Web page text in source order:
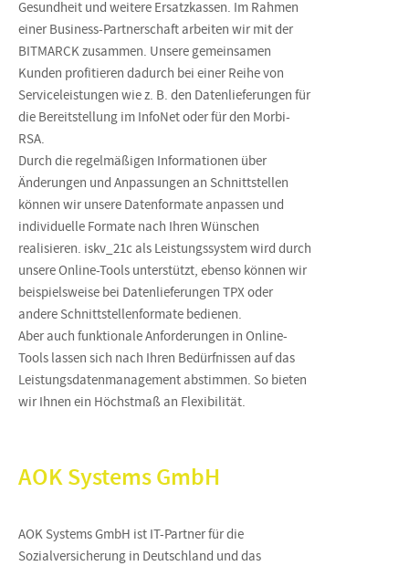
Gesundheit und weitere Ersatzkassen. Im Rahmen
einer Business-Partnerschaft arbeiten wir mit der
BITMARCK zusammen. Unsere gemeinsamen
Kunden profitieren dadurch bei einer Reihe von
Serviceleistungen wie z. B. den Datenlieferungen für
die Bereitstellung im InfoNet oder für den Morbi-
RSA.
Durch die regelmäßigen Informationen über
Änderungen und Anpassungen an Schnittstellen
können wir unsere Datenformate anpassen und
individuelle Formate nach Ihren Wünschen
realisieren. iskv_21c als Leistungssystem wird durch
unsere Online-Tools unterstützt, ebenso können wir
beispielsweise bei Datenlieferungen TPX oder
andere Schnittstellenformate bedienen.
Aber auch funktionale Anforderungen in Online-
Tools lassen sich nach Ihren Bedürfnissen auf das
Leistungsdatenmanagement abstimmen. So bieten
wir Ihnen ein Höchstmaß an Flexibilität.
AOK Systems GmbH
AOK Systems GmbH ist IT-Partner für die
Sozialversicherung in Deutschland und das